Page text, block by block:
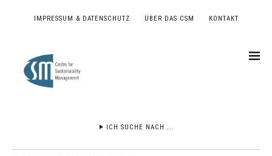
IMPRESSUM & DATENSCHUTZ ÜBER DAS CSM KONTAKT
ICH SUCHE NACH ...